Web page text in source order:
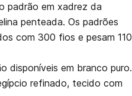
padrão em xadrez da
penteada. Os padrões
com 300 fios e pesam 110
disponíveis em branco puro.
refinado, tecido com